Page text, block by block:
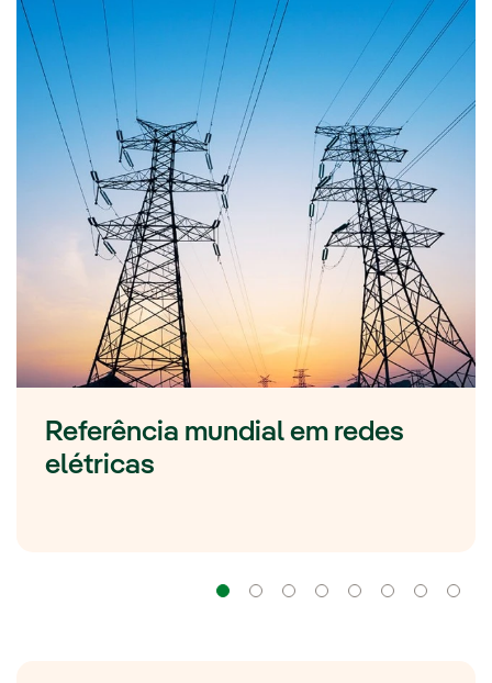
Referência mundial em redes
elétricas
NavegaçãoNavegaçãoNavegaçãoNavegaçãoNavegação